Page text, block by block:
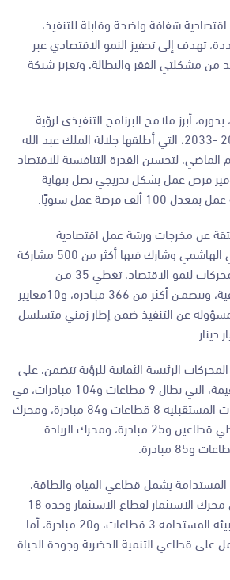
شفافة واضحة وقابلة للتنفيذ،
تهدف إلى تحفيز النمو الاقتصادي عبر
مشكلتي الفقر والبطالة، وتعزيز شبكة
أبرز ملامح البرنامج التنفيذي لرؤية
التحديث الاقتصادي 2022 -2033، التي أطلقها جلالة الملك عبد الله
الماضي، لتحسين القدرة التنافسية للاقتصاد
فرص عمل بشكل تدريجي تصل بنهاية
فرصة عمل سنويًا.
عن مخرجات ورشة عمل اقتصادية
استضافها الديوان الملكي الهاشمي وشارك فيها أكثر من 500 مشاركة
ومشارك، وترتكز على 8 محركات لنمو الاقتصاد، تغطي 35 مـن
القطاعات الرئيسـة والفرعية، وتتضمـن أكثر من 366 مبـادرة، و10معايير
و4 جهات مسؤولة عن التنفيذ ضمن إطار زمني متسلسل
الرئيسة الثمانية للرؤية تتضمن، على
محرك الصناعات عالية القيمة، التي تطال 9 قطاعات و104 مبادرات، في
حين يشمل محرك الخدمات المستقبلية 8 قطاعات و84 مبادرة، ومحرك
الأردن وجهة عالمية ويغطي قطاعين و25 مبادرة، ومحرك الريادة
يشمل قطاعي المياه والطاقة،
و18 مبادرة، بينما يتضمن محرك الاستثمار لقطاع الاستثمار وحده 18
مبادرة، ويغطي محرك البيئة المستدامة 3 قطاعات، و20 مبادرة، أما
على قطاعي التنمية الحضرية وجودة الحياة